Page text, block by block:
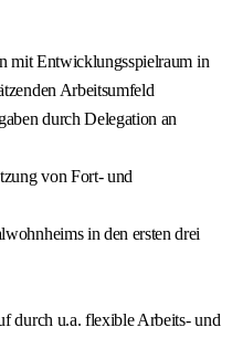
mit Entwicklungsspielraum in
Arbeitsumfeld
durch Delegation an
von Fort- und
in den ersten drei
durch u.a. flexible Arbeits- und